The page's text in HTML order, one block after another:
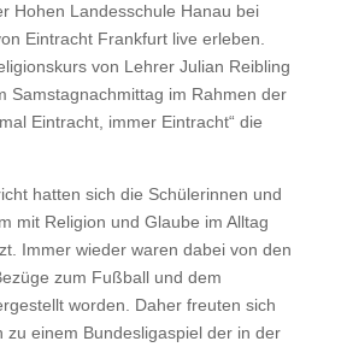
Hohen Landesschule Hanau bei
Eintracht Frankfurt live erleben.
von Lehrer Julian Reibling
Samstagnachmittag im Rahmen der
Eintracht, immer Eintracht“ die
hatten sich die Schülerinnen und
mit Religion und Glaube im Alltag
Immer wieder waren dabei von den
zum Fußball und dem
worden. Daher freuten sich
zu einem Bundesligaspiel der in der